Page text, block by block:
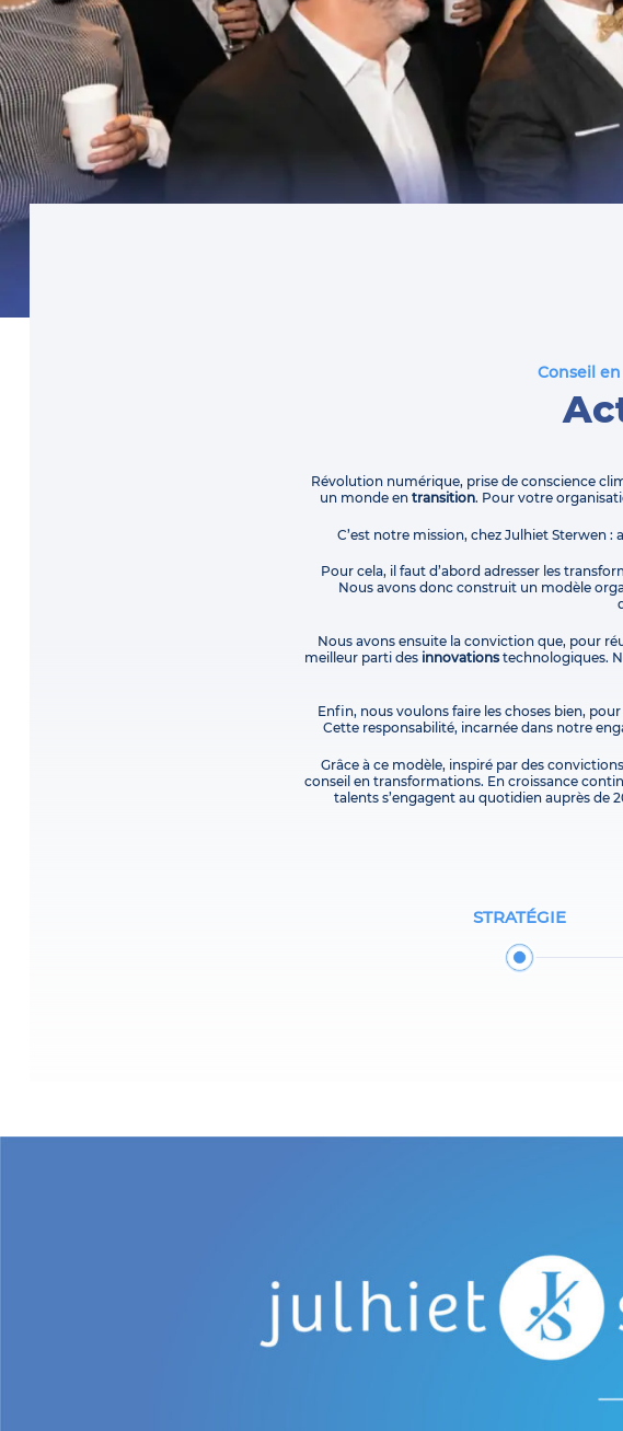
Conseil
Révolution numérique, prise de conscience
un monde entransition. Pour votre
C’est notre mission, chez Julhiet Sterwen :
Pour cela, il faut d’abord adresser les
Nous avons donc construit un modèle
Nous avons ensuite la conviction que, pour
meilleur parti des innovationstechnologiques.
Enfin, nous voulons faire les choses bien,
Cette responsabilité, incarnée dans notre
Grâce à ce modèle, inspiré par des
conseil en transformations. En croissance
talents s’engagent au quotidien auprès de
STRATÉGIE